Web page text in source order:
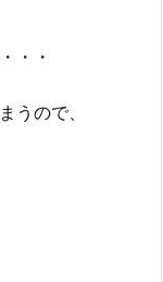
・・
うので、